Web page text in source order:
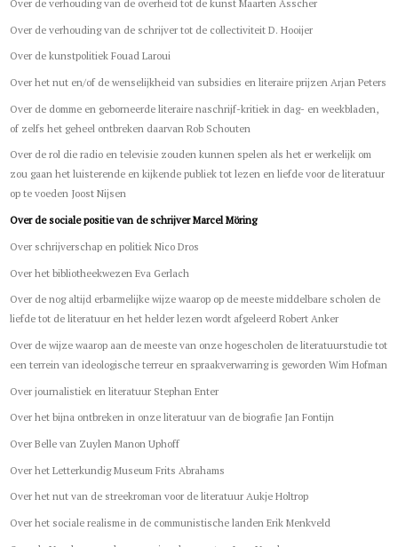
Over de verhouding van de overheid tot de kunst Maarten Asscher
Over de verhouding van de schrijver tot de collectiviteit D. Hooijer
Over de kunstpolitiek Fouad Laroui
Over het nut en/of de wenselijkheid van subsidies en literaire prijzen Arjan Peters
Over de domme en geborneerde literaire naschrijf-kritiek in dag- en weekbladen,
of zelfs het geheel ontbreken daarvan Rob Schouten
Over de rol die radio en televisie zouden kunnen spelen als het er werkelijk om
zou gaan het luisterende en kijkende publiek tot lezen en liefde voor de literatuur
op te voeden Joost Nijsen
Over de sociale positie van de schrijver Marcel Möring
Over schrijverschap en politiek Nico Dros
Over het bibliotheekwezen Eva Gerlach
Over de nog altijd erbarmelijke wijze waarop op de meeste middelbare scholen de
liefde tot de literatuur en het helder lezen wordt afgeleerd Robert Anker
Over de wijze waarop aan de meeste van onze hogescholen de literatuurstudie tot
een terrein van ideologische terreur en spraakverwarring is geworden Wim Hofman
Over journalistiek en literatuur Stephan Enter
Over het bijna ontbreken in onze literatuur van de biografie Jan Fontijn
Over Belle van Zuylen Manon Uphoff
Over het Letterkundig Museum Frits Abrahams
Over het nut van de streekroman voor de literatuur Aukje Holtrop
Over het sociale realisme in de communistische landen Erik Menkveld